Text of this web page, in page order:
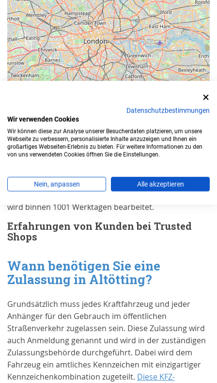
Bearbeitungszeit
Sie einen Termin.
Sparen Sie sich die Wartezeit: IhreOnline Zulassung
wird binnen 1001 Werktagen bearbeitet.
Erfahrungen von Kunden bei Trusted
Shops
Wann benötigen Sie eine
Zulassung in Altötting?
Grundsätzlich muss jedes Kraftfahrzeug und jeder
Anhänger für den Gebrauch im öffentlichen
Straßenverkehr zugelassen sein. Diese Zulassung wird
auch Anmeldung genannt und wird in der zuständigen
Zulassungsbehörde durchgeführt. Dabei wird dem
Fahrzeug ein amtliches Kennzeichen mit einzigartiger
Kennzeichenkombination zugeteilt. Diese KFZ-
Datenschutzbestimmungen
Wir verwenden Cookies
Wir können diese zur Analyse unserer Besucherdaten platzieren, um unsere
Webseite zu verbessern, personalisierte Inhalte anzuzeigen und Ihnen ein
großartiges Webseiten-Erlebnis zu bieten. Für weitere Informationen zu den
von uns verwendeten Cookies öffnen Sie die Einstellungen.
Nein, anpassen Alle akzeptieren